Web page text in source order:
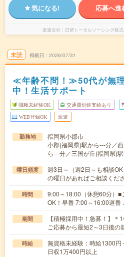
気になる! 応募へ進
派遣会社 日研トータルソーシング株
未読 掲載日 2026/07/31
≪年齢不問！≫50代が無
中！生活サポート
職種未経験OK 交通費別途支給あり
WEB登録OK 派遣
勤務地
福岡県小郡市
小郡(福岡県)駅から---分／
ら---分／三国が丘(福岡県)
曜日頻度
週3日～（週2日～も相談
の曜日があればご相談くだ
時間
9:00～18:00（休憩60分）■
OK！早番 7:00～16:00遅
期間
【積極採用中！急募！】＊
ご応募から最短2～3日後の
時給
無資格未経験：時給
日収1万400円以上